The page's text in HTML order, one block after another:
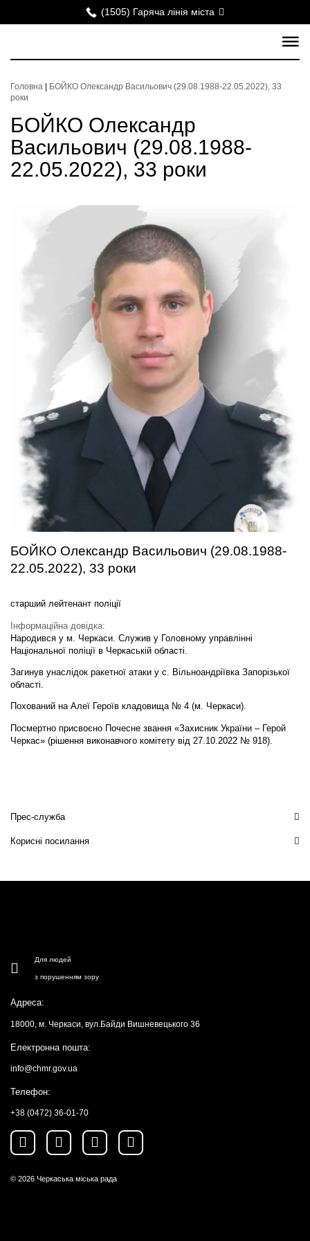
(1505) Гаряча лінія міста
Головна
БОЙКО Олександр Васильович (29.08.1988-22.05.2022), 33
роки
БОЙКО Олександр
Васильович (29.08.1988-
22.05.2022), 33 роки
БОЙКО Олександр Васильович (29.08.1988-
22.05.2022), 33 роки
старший лейтенант поліції
Інформаційна довідка:
Народився у м. Черкаси. Служив у Головному управлінні
Національної поліції в Черкаській області.
Загинув унаслідок ракетної атаки у с. Вільноандріївка Запорізької
області.
Похований на Алеї Героїв кладовища № 4 (м. Черкаси).
Посмертно присвоєно Почесне звання «Захисник України – Герой
Черкас» (рішення виконавчого комітету від 27.10.2022 № 918).
Прес-служба
Корисні посилання
Для людей
з порушенням зору
Адреса:
18000, м. Черкаси, вул.Байди Вишневецького 36
Електронна пошта:
info@chmr.gov.ua
Телефон:
+38 (0472) 36-01-70
© 2026 Черкаська міська рада